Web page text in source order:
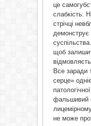
це
слабкість.
стрічці
демонструє
щоб
Все заради
серце»
фальшивий
не може